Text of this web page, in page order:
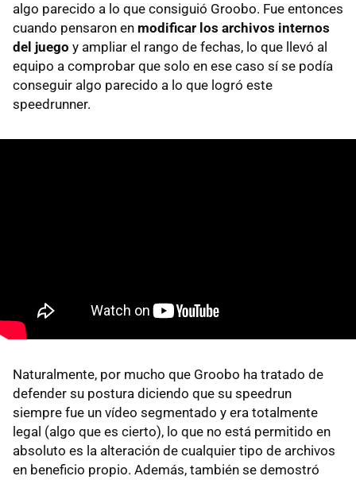
algo parecido a lo que consiguió Groobo. Fue entonces
cuando pensaron en modificar los archivos internos
del juego y ampliar el rango de fechas, lo que llevó al
equipo a comprobar que solo en ese caso sí se podía
conseguir algo parecido a lo que logró este
speedrunner.
Naturalmente, por mucho que Groobo ha tratado de
defender su postura diciendo que su speedrun
siempre fue un vídeo segmentado y era totalmente
legal (algo que es cierto), lo que no está permitido en
absoluto es la alteración de cualquier tipo de archivos
en beneficio propio. Además, también se demostró